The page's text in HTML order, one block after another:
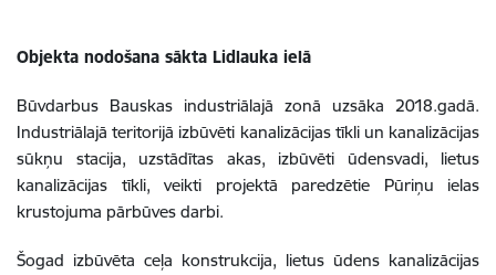
Objekta nodošana sākta Lidlauka ielā
Būvdarbus Bauskas industriālajā zonā uzsāka 2018.gadā.
Industriālajā teritorijā izbūvēti kanalizācijas tīkli un kanalizācijas
sūkņu stacija, uzstādītas akas, izbūvēti ūdensvadi, lietus
kanalizācijas tīkli, veikti projektā paredzētie Pūriņu ielas
krustojuma pārbūves darbi.
Šogad izbūvēta ceļa konstrukcija, lietus ūdens kanalizācijas